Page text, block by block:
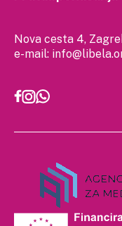
Nova cesta 4,
e-mail: